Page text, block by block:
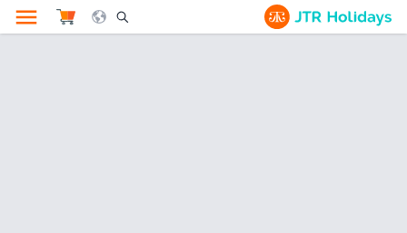
Search Opener Icon